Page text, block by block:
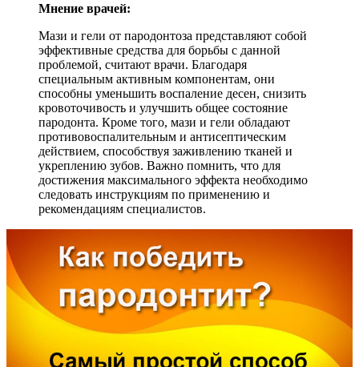
Мнение врачей:
Мази и гели от пародонтоза представляют собой
эффективные средства для борьбы с данной
проблемой, считают врачи. Благодаря
специальным активным компонентам, они
способны уменьшить воспаление десен, снизить
кровоточивость и улучшить общее состояние
пародонта. Кроме того, мази и гели обладают
противовоспалительным и антисептическим
действием, способствуя заживлению тканей и
укреплению зубов. Важно помнить, что для
достижения максимального эффекта необходимо
следовать инструкциям по применению и
рекомендациям специалистов.